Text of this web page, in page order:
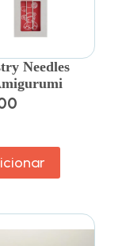
Needles